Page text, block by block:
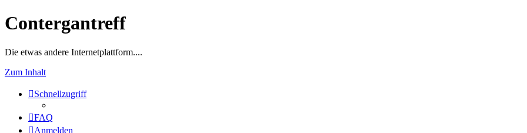
Contergantreff
Die etwas andere Internetplattform....
Zum Inhalt
Schnellzugriff
FAQ
Anmelden